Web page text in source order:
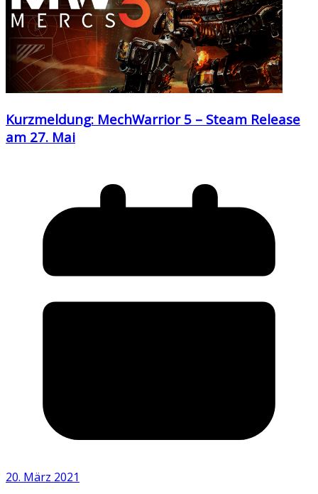
Kurzmeldung: MechWarrior 5 – Steam Release
am 27. Mai
20. März 2021